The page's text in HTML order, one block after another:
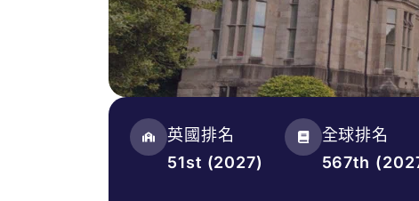
英國排名
51st (2027)
全球排名
567th